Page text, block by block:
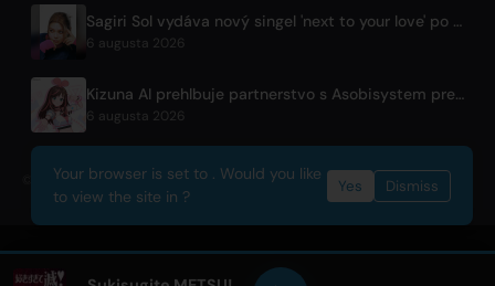
Sagiri Sol vydáva nový singel 'next to your love' po pauze
6 augusta 2026
Kizuna AI prehlbuje partnerstvo s Asobisystem pred svetovým turné na 10. výročie
6 augusta 2026
© 2026 OnlyHit. All rights reserved. - Metadata provided byACRCloud
Your browser is set to . Would you like
to view the site in ?
Yes Dismiss